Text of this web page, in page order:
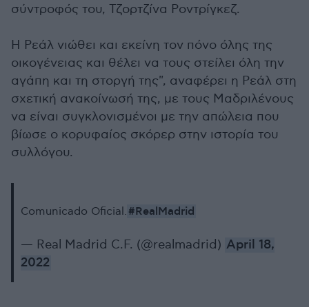
σύντροφός του, Τζορτζίνα Ροντρίγκεζ.
Η Ρεάλ νιώθει και εκείνη τον πόνο όλης της
οικογένειας και θέλει να τους στείλει όλη την
αγάπη και τη στοργή της", αναφέρει η Ρεάλ στη
σχετική ανακοίνωσή της, με τους Μαδριλένους
να είναι συγκλονισμένοι με την απώλεια που
βίωσε ο κορυφαίος σκόρερ στην ιστορία του
συλλόγου.
Comunicado Oficial. #RealMadrid
— Real Madrid C.F. (@realmadrid) April 18,
2022